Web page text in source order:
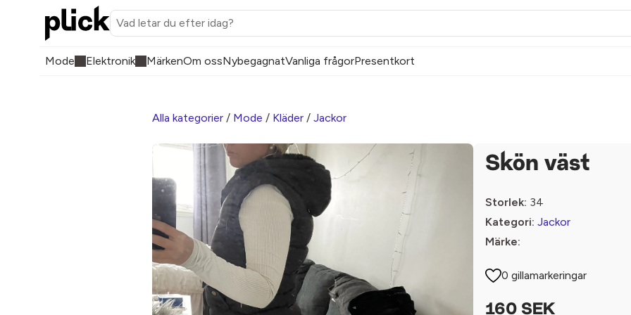
Mode Elektronik MärkenOm ossNybegagnatVanliga frågorPresentkort
Alla kategorier / Mode / Kläder / Jackor
Skön väst
Storlek: 34
Kategori: Jackor
Märke:
0 gillamarkeringar
160 SEK